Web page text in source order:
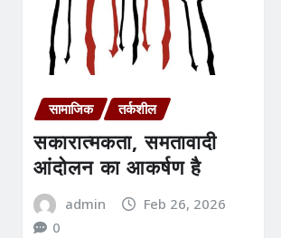
सामाजिक तर्कशील
सकारात्मकता, समतावादी
आंदोलन का आकर्षण है
admin
Feb 26, 2026
0